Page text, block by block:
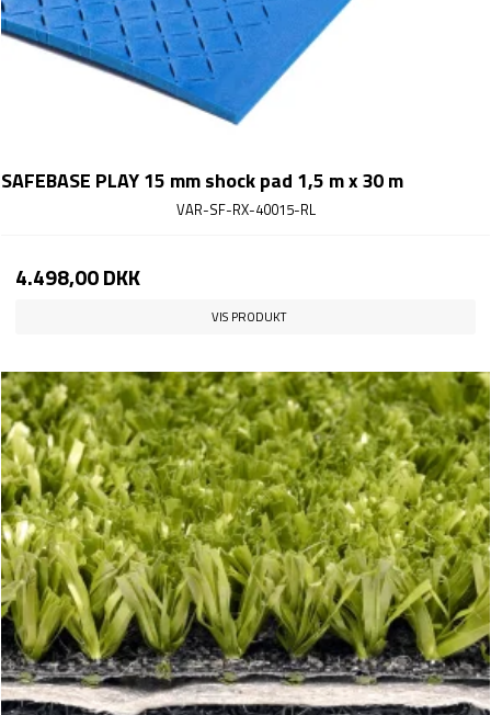
SAFEBASE PLAY 15 mm shock pad 1,5 m x 30 m
VAR-SF-RX-40015-RL
4.498,00 DKK
VIS PRODUKT